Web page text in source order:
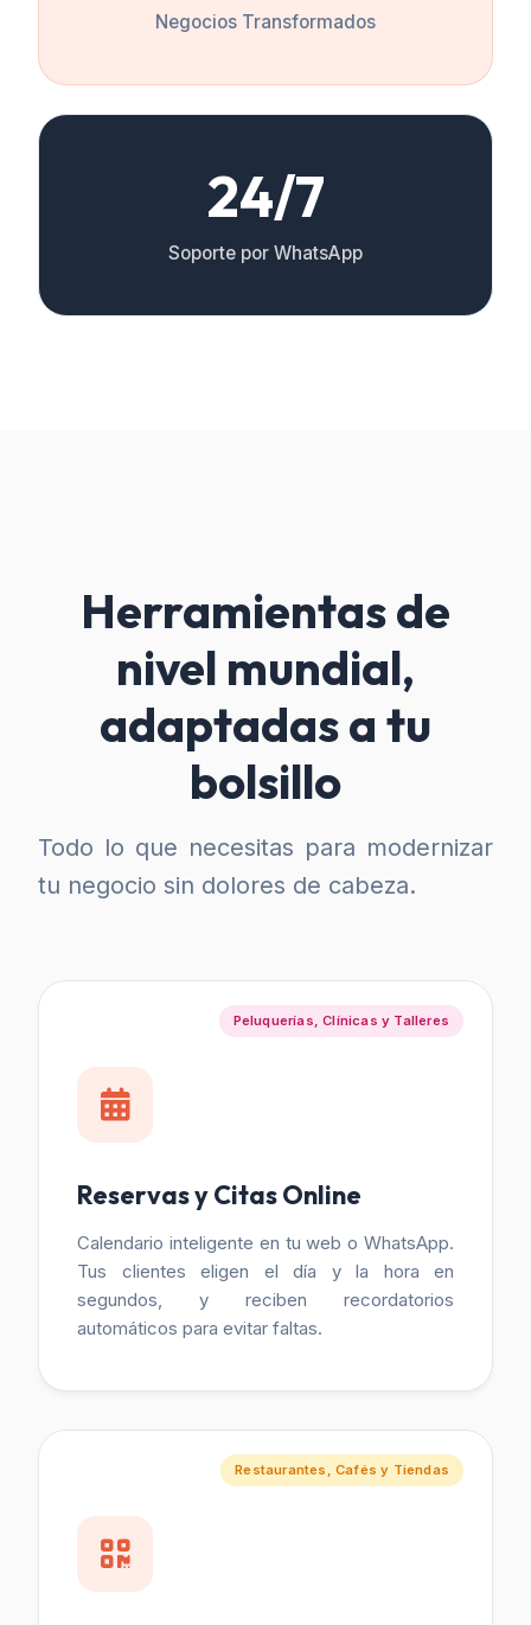
Negocios Transformados
24/7
Soporte por WhatsApp
Herramientas de
nivel mundial,
adaptadas a tu
bolsillo
Todo lo que necesitas para modernizar
tu negocio sin dolores de cabeza.
Peluquerías, Clínicas y Talleres
Reservas y Citas Online
Calendario inteligente en tu web o WhatsApp.
Tus clientes eligen el día y la hora en
segundos, y reciben recordatorios
automáticos para evitar faltas.
Restaurantes, Cafés y Tiendas